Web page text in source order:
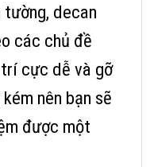
tường, decan
các chủ đề
cực dễ và gỡ
nên bạn sẽ
được một